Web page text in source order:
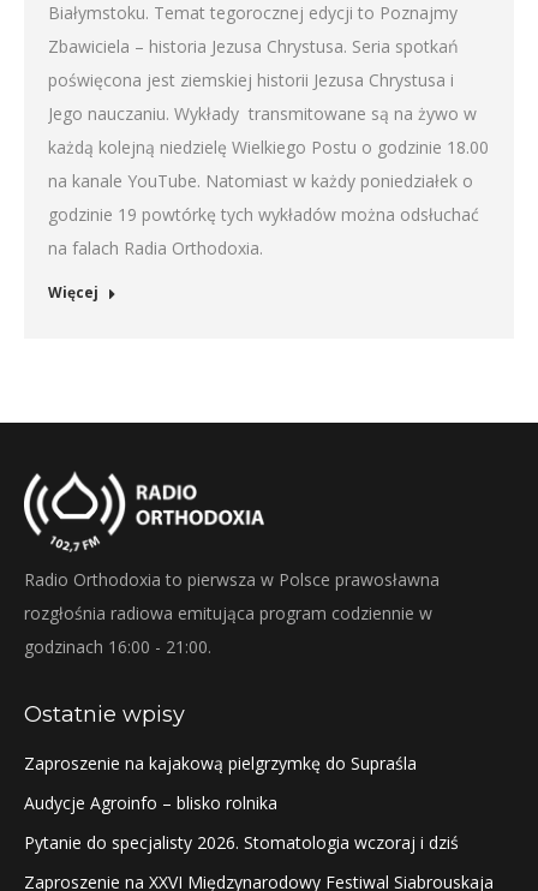
Białymstoku. Temat tegorocznej edycji to Poznajmy
Zbawiciela – historia Jezusa Chrystusa. Seria spotkań
poświęcona jest ziemskiej historii Jezusa Chrystusa i
Jego nauczaniu. Wykłady transmitowane są na żywo w
każdą kolejną niedzielę Wielkiego Postu o godzinie 18.00
na kanale YouTube. Natomiast w każdy poniedziałek o
godzinie 19 powtórkę tych wykładów można odsłuchać
na falach Radia Orthodoxia.
Więcej
Radio Orthodoxia to pierwsza w Polsce prawosławna
rozgłośnia radiowa emitująca program codziennie w
godzinach 16:00 - 21:00.
Ostatnie wpisy
Zaproszenie na kajakową pielgrzymkę do Supraśla
Audycje Agroinfo – blisko rolnika
Pytanie do specjalisty 2026. Stomatologia wczoraj i dziś
Zaproszenie na XXVI Międzynarodowy Festiwal Siabrouskaja